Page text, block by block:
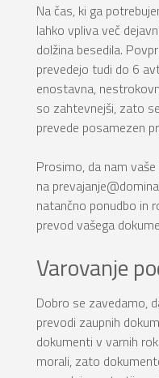
Na čas, ki ga
lahko vpliva več
dolžina besedila.
prevedejo tudi do 6
enostavna,
so zahtevnejši, zato
prevede posamezen
Prosimo, da nam
na
natančno ponudbo in
prevod vašega
Varovanje
Dobro se zavedamo,
prevodi zaupnih
dokumenti v varnih
morali, zato